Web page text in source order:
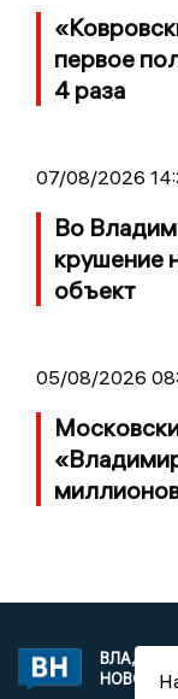
первое
4 раза
07/08/2026
Во
крушение
объект
05/08/2026
НОВОСТИ